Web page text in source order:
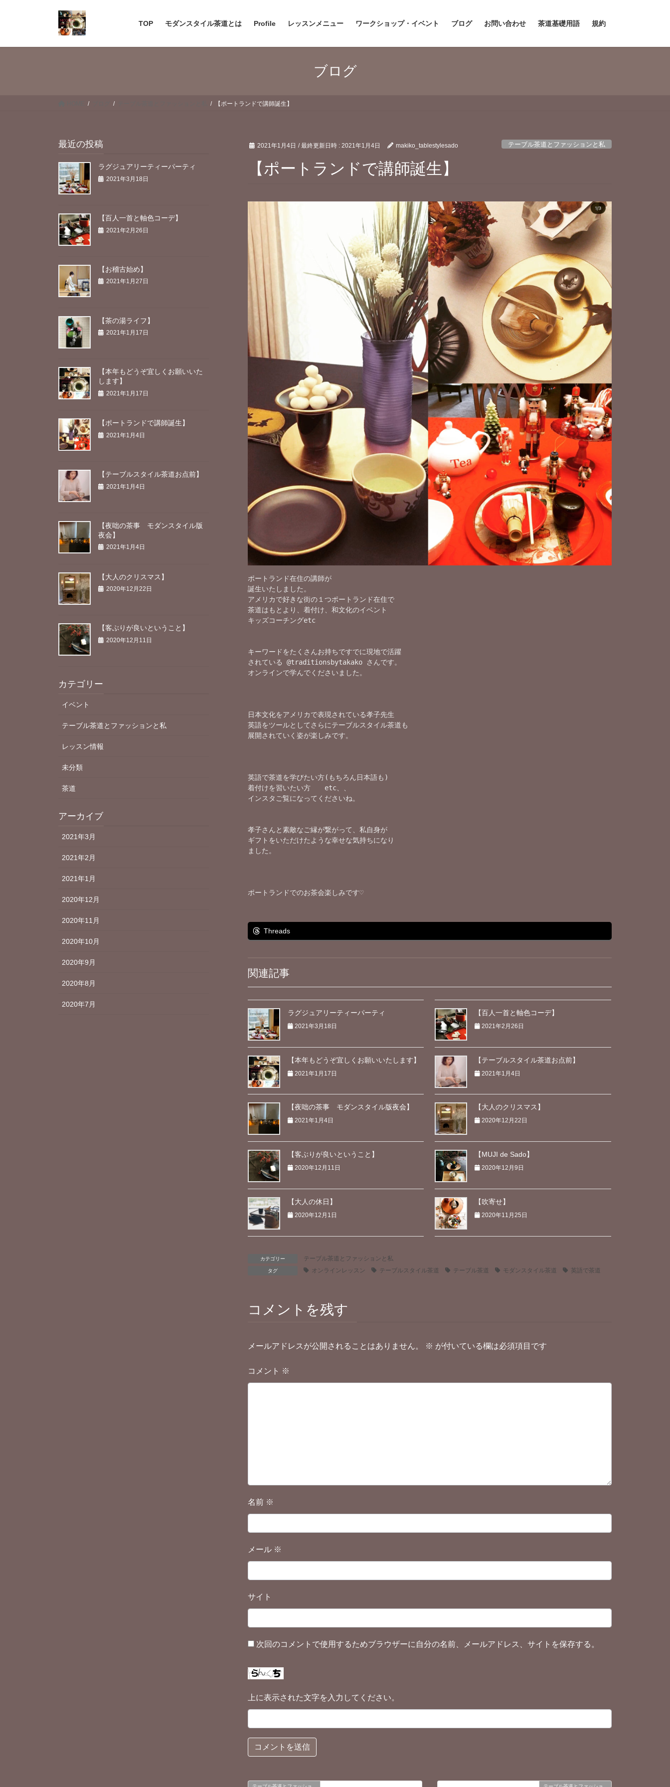
TOP モダンスタイル茶道とは Profile レッスンメニュー ワークショップ・イベント ブログ お問い合わせ 茶道基礎用語 規約
ブログ
【ポートランドで講師誕生】
2021年1月4日 / 最終更新日時 : 2021年1月4日 makiko_tablestylesado テーブル茶道とファッションと私
【ポートランドで講師誕生】
ポートランド在住の講師が
誕生いたしました。
アメリカで好きな街の１つポートランド在住で
茶道はもとより、着付け、和文化のイベント
キッズコーチングetc
キーワードをたくさんお持ちですでに現地で活躍
されている @traditionsbytakako さんです。
オンラインで学んでくださいました。
日本文化をアメリカで表現されている孝子先生
英語をツールとしてさらにテーブルスタイル茶道も
展開されていく姿が楽しみです。
英語で茶道を学びたい方(もちろん日本語も)
着付けを習いたい方　　etc、、
インスタご覧になってくださいね。
孝子さんと素敵なご縁が繋がって、私自身が
ギフトをいただけたような幸せな気持ちになり
ました。
ポートランドでのお茶会楽しみです♡
Threads
関連記事
ラグジュアリーティーパーティ
2021年3月18日
【百人一首と軸色コーデ】
2021年2月26日
【本年もどうぞ宜しくお願いいたします】
2021年1月17日
【テーブルスタイル茶道お点前】
2021年1月4日
【夜咄の茶事 モダンスタイル版夜会】
2021年1月4日
【大人のクリスマス】
2020年12月22日
【客ぶりが良いということ】
2020年12月11日
【MUJI de Sado】
2020年12月9日
【大人の休日】
2020年12月1日
【吹寄せ】
2020年11月25日
カテゴリー テーブル茶道とファッションと私
タグ オンラインレッスン テーブルスタイル茶道 テーブル茶道 モダンスタイル茶道 英語で茶道
コメントを残す
メールアドレスが公開されることはありません。 ※ が付いている欄は必須項目です
コメント ※
名前 ※
メール ※
サイト
次回のコメントで使用するためブラウザーに自分の名前、メールアドレス、サイトを保存する。
上に表示された文字を入力してください。
最近の投稿
ラグジュアリーティーパーティ
2021年3月18日
【百人一首と軸色コーデ】
2021年2月26日
【お稽古始め】
2021年1月27日
【茶の湯ライフ】
2021年1月17日
【本年もどうぞ宜しくお願いいた
します】
2021年1月17日
【ポートランドで講師誕生】
2021年1月4日
【テーブルスタイル茶道お点前】
2021年1月4日
【夜咄の茶事 モダンスタイル版
夜会】
2021年1月4日
【大人のクリスマス】
2020年12月22日
【客ぶりが良いということ】
2020年12月11日
カテゴリー
イベント
テーブル茶道とファッションと私
レッスン情報
未分類
茶道
アーカイブ
2021年3月
2021年2月
2021年1月
2020年12月
2020年11月
2020年10月
2020年9月
2020年8月
2020年7月